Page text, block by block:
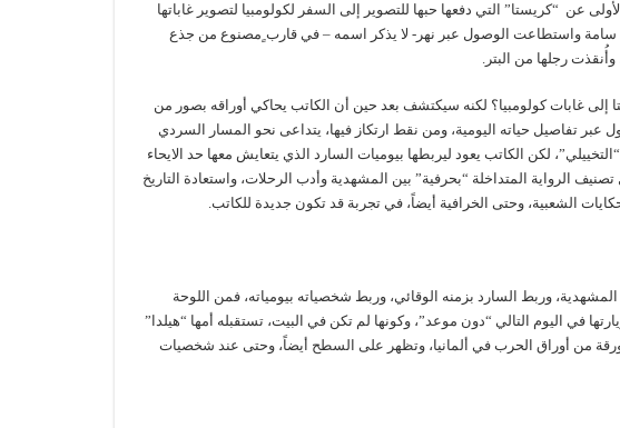
عن “كريستا” التي دفعها حبها للتصوير إلى السفر لكولومبيا لتصوير غاباتها
سامة واستطاعت الوصول عبر نهر- لا يذكر اسمه – في قارب ٍمصنوع من جذع
رجلها من البتر.
إلى غابات كولومبيا؟ لكنه سيكتشف بعد حين أن الكاتب يحاكي أوراقه بصور من
تفاصيل حياته اليومية، ومن نقط ارتكاز فيها، يتداعى نحو المسار السردي
لكن الكاتب يعود ليربطها بيوميات السارد الذي يتعايش معها حد الايحاء
الرواية المتداخلة “بحرفية” بين المشهدية وأدب الرحلات، واستعادة التاريخ
الشعبية، وحتى الخرافية أيضاً، في تجربة قد تكون جديدة للكاتب.
وربط السارد بزمنه الوقائي، وربط شخصياته بيومياته، فمن اللوحة
في اليوم التالي “دون موعد”، وكونها لم تكن في البيت، تستقبله أمها “هيلدا”
ورقة من أوراق الحرب في ألمانيا، وتظهر على السطح أيضاً، وحتى عند شخصيات